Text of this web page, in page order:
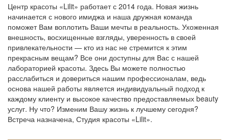
Центр красоты «Lilit» работает с 2014 года. Новая жизнь
начинается с нового имиджа и наша дружная команда
поможет Вам воплотить Ваши мечты в реальность. Ухоженная
внешность, восхищенные взгляды, уверенность в своей
привлекательности — кто из нас не стремится к этим
прекрасным вещам? Все они доступны для Вас с нашей
лабораторией красоты. Здесь Вы можете полностью
расслабиться и довериться нашим профессионалам, ведь
основа нашей работы является индивидуальный подход к
каждому клиенту и высокое качество предоставляемых beauty
услуг. Ну что? Изменим Вашу жизнь к лучшему сегодня?
Встреча назначена, Студия красоты «Lilit».